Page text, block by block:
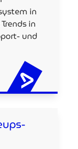
in
in
und